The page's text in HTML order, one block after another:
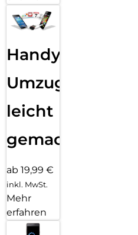
Handy
Umzug
leicht
gemacht!
ab 19,99 €
inkl. MwSt.
Mehr
erfahren